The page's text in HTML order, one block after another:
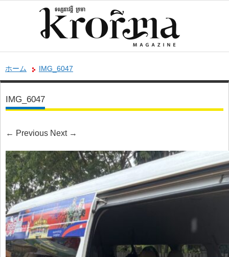
ホーム IMG_6047
IMG_6047
← Previous Next →